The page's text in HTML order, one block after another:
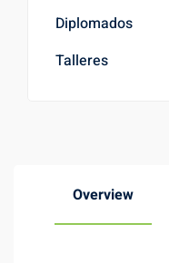
Overview
Diplomados
Talleres